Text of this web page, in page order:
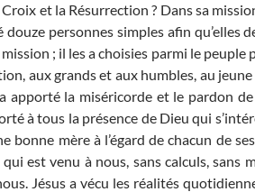
et la Résurrection ? Dans sa
douze personnes simples afin qu’elles
; il les a choisies parmi le peuple
aux grands et aux humbles, au
apporté la miséricorde et le pardon
à tous la présence de Dieu qui
bonne mère à l’égard de chacun de
qui est venu à nous, sans calculs,
Jésus a vécu les réalités